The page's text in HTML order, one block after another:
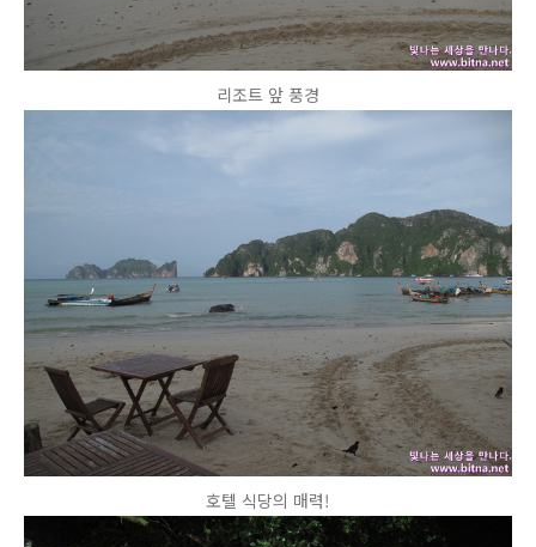
리조트 앞 풍경
호텔 식당의 매력!